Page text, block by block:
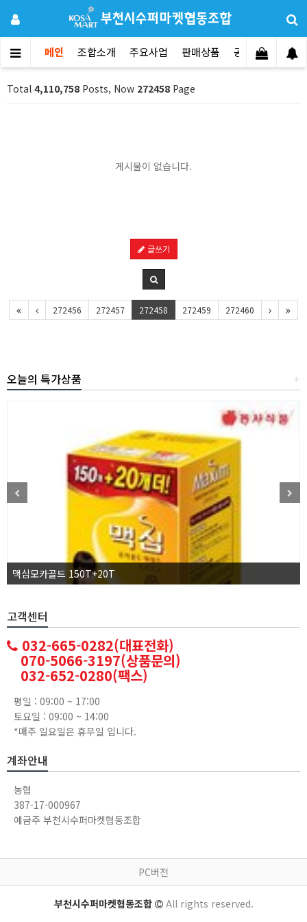
메인 조합소개 주요사업 판매상품 공지사항 문
Total 4,110,758 Posts, Now 272458 Page
게시물이 없습니다.
글쓰기
272456 272457 272458 272459 272460
+
오늘의 특가상품
맥심모카골드 150T+20T
고객센터
032-665-0282(대표전화)
070-5066-3197(상품문의)
032-652-0280(팩스)
평일 : 09:00 ~ 17:00
토요일 : 09:00 ~ 14:00
*매주 일요일은 휴무일 입니다.
계좌안내
농협
387-17-000967
예금주 부천시수퍼마켓협동조합
PC버전
부천시수퍼마켓협동조합 All rights reserved.